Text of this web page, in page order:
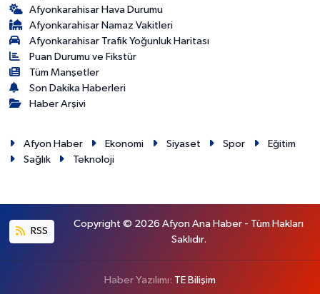
Afyonkarahisar Hava Durumu
Afyonkarahisar Namaz Vakitleri
Afyonkarahisar Trafik Yoğunluk Haritası
Puan Durumu ve Fikstür
Tüm Manşetler
Son Dakika Haberleri
Haber Arşivi
Afyon Haber Ekonomi Siyaset Spor
Eğitim
Sağlık
Teknoloji
RSS
Copyright © 2026 Afyon Ana Haber - Tüm Hakları
Saklıdır.
Haber Yazılımı: TE Bilişim